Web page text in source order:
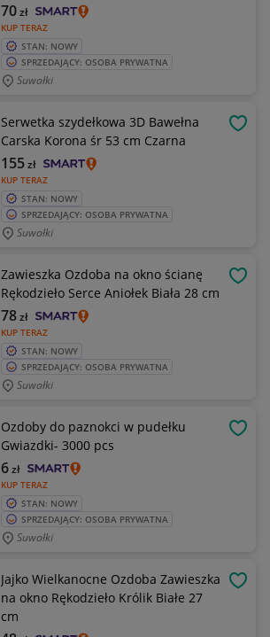
KUP TERAZ
70zł
STAN: NOWY
SPRZEDAJĄCY: OSOBA PRYWATNA
Suwałki
Serwetka szydełkowa 3D Bawełna
Carska Korona śr 53 cm Czarna
KUP TERAZ
155zł
STAN: NOWY
SPRZEDAJĄCY: OSOBA PRYWATNA
Suwałki
Zawieszka Ozdoba na okno ścianę
Rękodzieło Serce Aniołek Biała 28 cm
KUP TERAZ
78zł
STAN: NOWY
SPRZEDAJĄCY: OSOBA PRYWATNA
Suwałki
Ozdoby do paznokci w pudełku
Gwiazdki- 3000 pcs
KUP TERAZ
6zł
STAN: NOWY
SPRZEDAJĄCY: OSOBA PRYWATNA
Suwałki
Jajko Wielkanocne Ozdoba Zawieszka
na okno Rękodzieło Królik Białe 27
cm